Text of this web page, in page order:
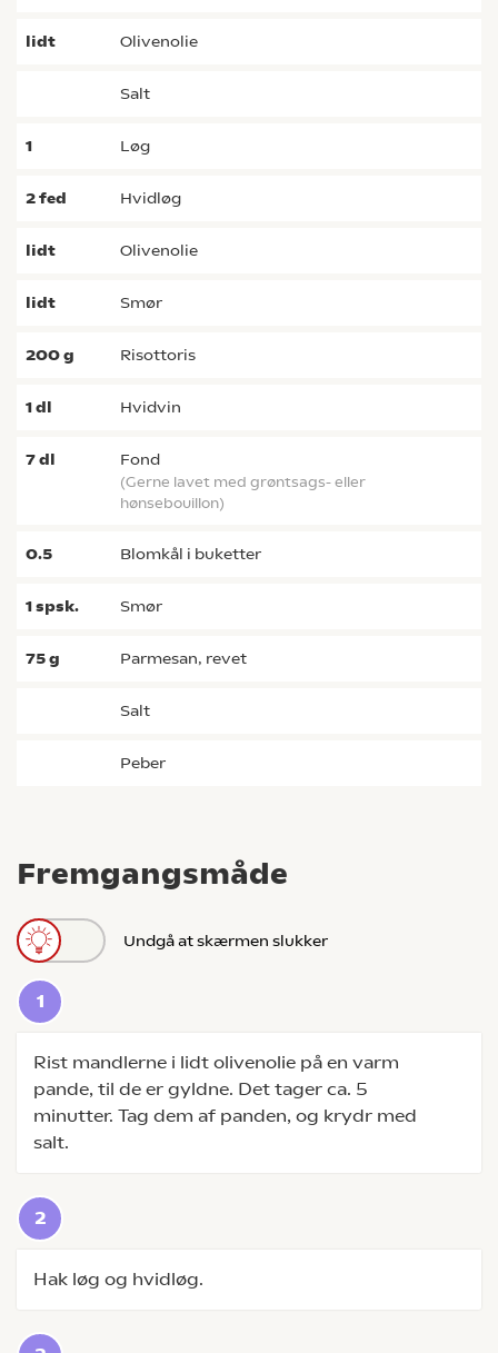
Fremgangsmåde
Undgå at skærmen slukker
Rist mandlerne i lidt olivenolie på en varm
pande, til de er gyldne. Det tager ca. 5
minutter. Tag dem af panden, og krydr med
salt.
Hak løg og hvidløg.
lidt olivenolie
salt
1 løg
2fed hvidløg
lidt olivenolie
lidt smør
200g risottoris
1dl hvidvin
7dl fond
(gerne lavet med grøntsags- eller
hønsebouillon)
0.5 blomkål i buketter
1spsk. smør
75g parmesan, revet
salt
peber